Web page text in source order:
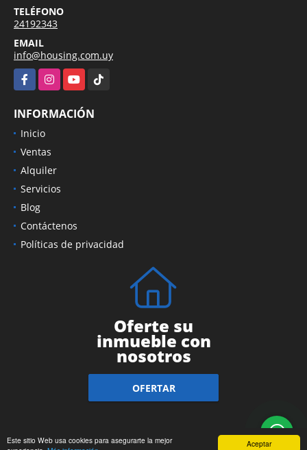
Aceptar
Este sitio Web usa cookies para asegurarte la mejor
TELÉFONO
24192343
EMAIL
info@housing.com.uy
FacebookInstagramYouTubeTikTok
INFORMACIÓN
Inicio
Ventas
Alquiler
Servicios
Blog
Contáctenos
Políticas de privacidad
Oferte su
inmueble con
nosotros
OFERTAR